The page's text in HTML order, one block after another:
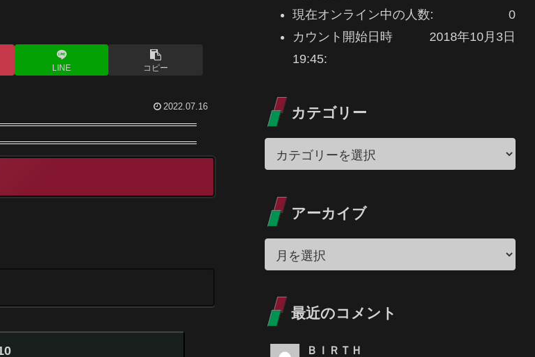
LINE コピー
2022.07.16
0
現在オンライン中の人数:
2018年10月3日
カウント開始日時
19:45:
カテゴリー
アーカイブ
最近のコメント
ＢＩＲＴＨ